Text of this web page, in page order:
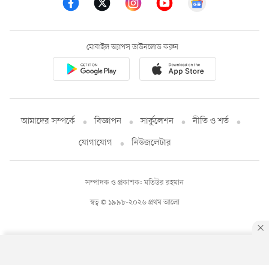
মোবাইল অ্যাপস ডাউনলোড করুন
আমাদের সম্পর্কে বিজ্ঞাপন সার্কুলেশন
নীতি ও শর্ত
যোগাযোগ
নিউজলেটার
স্বত্ব © ১৯৯৮-২০২৬ প্রথম আলো
সম্পাদক ও প্রকাশক: মতিউর রহমান